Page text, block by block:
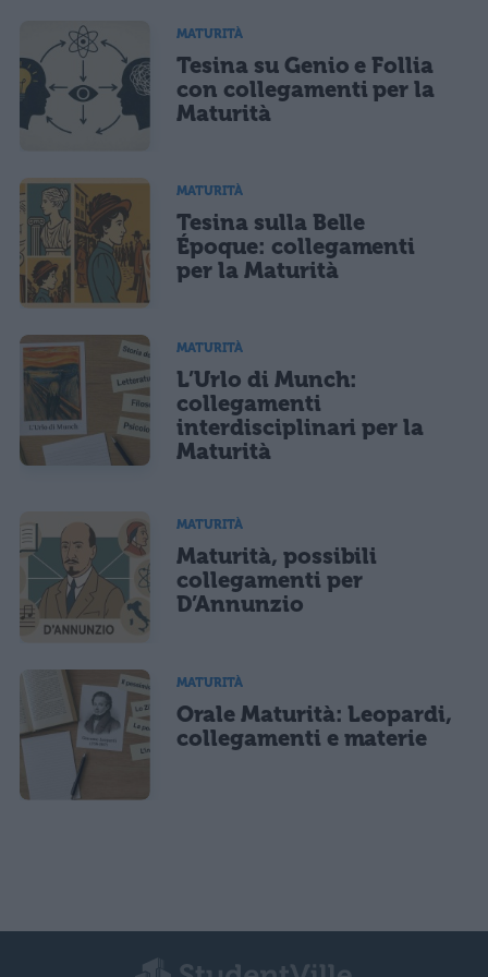
MATURITÀ
Tesina su Genio e Follia
con collegamenti per la
Maturità
MATURITÀ
Tesina sulla Belle
Époque: collegamenti
per la Maturità
MATURITÀ
L’Urlo di Munch:
collegamenti
interdisciplinari per la
Maturità
MATURITÀ
Maturità, possibili
collegamenti per
D’Annunzio
MATURITÀ
Orale Maturità: Leopardi,
collegamenti e materie